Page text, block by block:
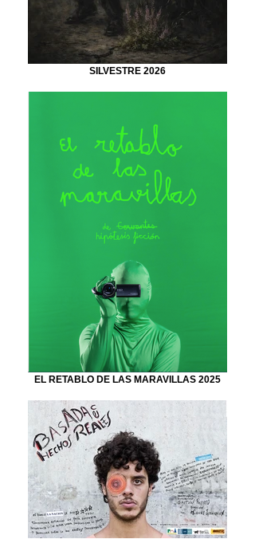
SILVESTRE 2026
EL RETABLO DE LAS MARAVILLAS 2025